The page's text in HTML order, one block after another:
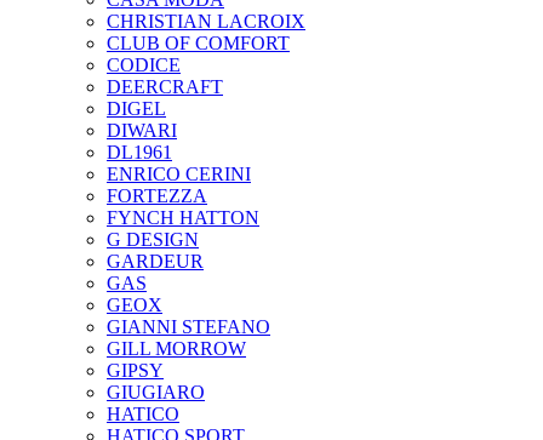
CHRISTIAN LACROIX
CLUB OF COMFORT
CODICE
DEERCRAFT
DIGEL
DIWARI
DL1961
ENRICO CERINI
FORTEZZA
FYNCH HATTON
G DESIGN
GARDEUR
GAS
GEOX
GIANNI STEFANO
GILL MORROW
GIPSY
GIUGIARO
HATICO